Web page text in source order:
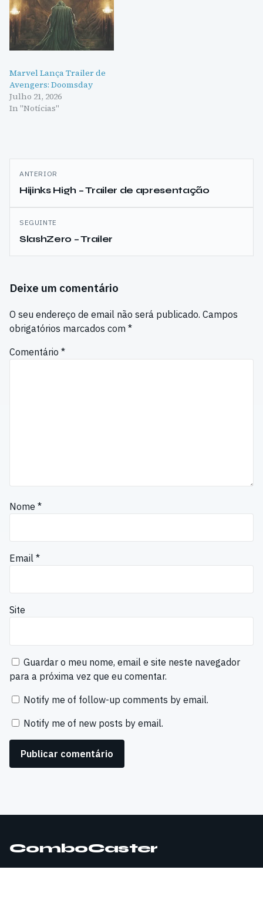
Marvel Lança Trailer de
Avengers: Doomsday
Julho 21, 2026
In "Notícias"
Navegação
de
artigos
ANTERIOR
Hijinks High – Trailer de apresentação
SEGUINTE
SlashZero – Trailer
Deixe um comentário
O seu endereço de email não será publicado. Campos
obrigatórios marcados com *
Comentário *
Nome *
Email *
Site
Guardar o meu nome, email e site neste navegador
para a próxima vez que eu comentar.
Notify me of follow-up comments by email.
Notify me of new posts by email.
ComboCaster